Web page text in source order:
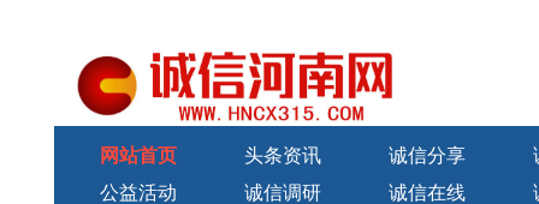
网站首页 头条资讯 诚信分享
公益活动
诚信调研 诚信在线